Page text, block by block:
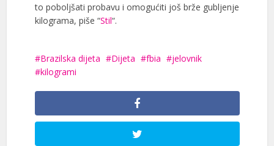
to poboljšati probavu i omogućiti još brže gubljenje
kilograma, piše “Stil“.
Brazilska dijeta Dijeta fbia
jelovnik
kilogrami